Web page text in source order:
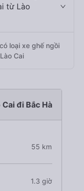
từ Lào
loại xe ghế ngồi
Cai
đi Bắc Hà
55 km
1.3 giờ